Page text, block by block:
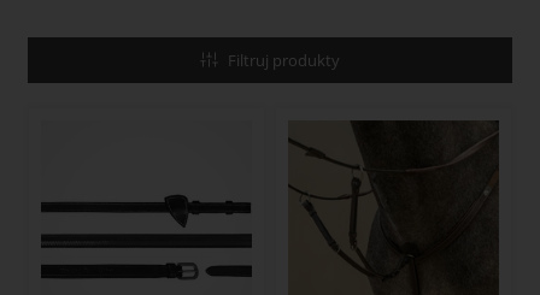
Filtruj produkty